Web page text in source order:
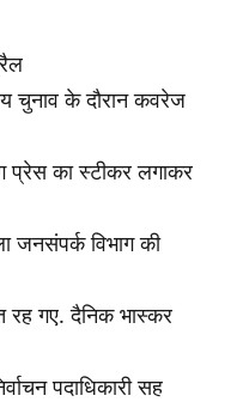
चुनाव के दौरान कवरेज
प्रेस का स्टीकर लगाकर
जनसंपर्क विभाग की
गए. दैनिक भास्कर
पदाधिकारी सह